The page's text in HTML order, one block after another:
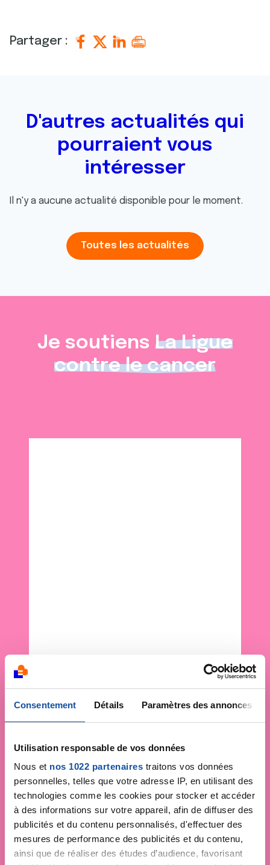
Consentement Détails Paramètres des annonces
Utilisation responsable de vos données
Nous et nos 1022 partenaires traitons vos données
personnelles, telles que votre adresse IP, en utilisant des
technologies comme les cookies pour stocker et accéder
à des informations sur votre appareil, afin de diffuser des
publicités et du contenu personnalisés, d'effectuer des
mesures de performance des publicités et du contenu,
ainsi que de réaliser des études d’audience, favorisant
Partager :
D'autres actualités qui
pourraient vous
intéresser
Il n'y a aucune actualité disponible pour le moment.
Toutes les actualités
Je soutiens La Ligue
contre le cancer